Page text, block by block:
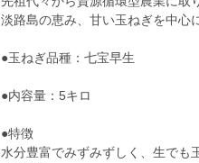
淡路島の恵み、甘い玉ねぎを中心
●玉ねぎ品種：七宝早生
●内容量：5キロ
●特徴
水分豊富でみずみずしく、生でも